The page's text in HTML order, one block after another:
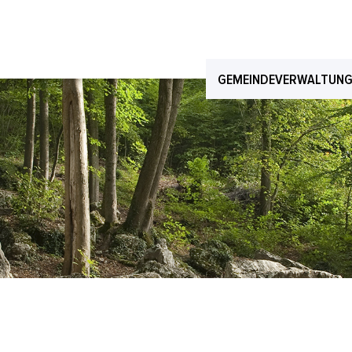
GEMEINDEVERWALTUNG